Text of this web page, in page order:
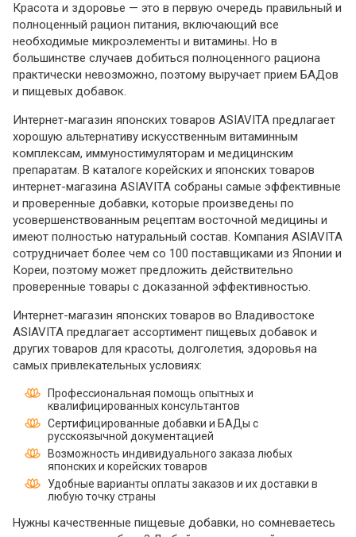
Красота и здоровье — это в первую очередь правильный и
полноценный рацион питания, включающий все
необходимые микроэлементы и витамины. Но в
большинстве случаев добиться полноценного рациона
практически невозможно, поэтому выручает прием БАДов
и пищевых добавок.
Интернет-магазин японских товаров ASIAVITA предлагает
хорошую альтернативу искусственным витаминным
комплексам, иммуностимуляторам и медицинским
препаратам. В каталоге корейских и японских товаров
интернет-магазина ASIAVITA собраны самые эффективные
и проверенные добавки, которые произведены по
усовершенствованным рецептам восточной медицины и
имеют полностью натуральный состав. Компания ASIAVITA
сотрудничает более чем со 100 поставщиками из Японии и
Кореи, поэтому может предложить действительно
проверенные товары с доказанной эффективностью.
Интернет-магазин японских товаров во Владивостоке
ASIAVITA предлагает ассортимент пищевых добавок и
других товаров для красоты, долголетия, здоровья на
самых привлекательных условиях:
Профессиональная помощь опытных и
квалифицированных консультантов
Сертифицированные добавки и БАДы с
русскоязычной документацией
Возможность индивидуального заказа любых
японских и корейских товаров
Удобные варианты оплаты заказов и их доставки в
любую точку страны
Нужны качественные пищевые добавки, но сомневаетесь